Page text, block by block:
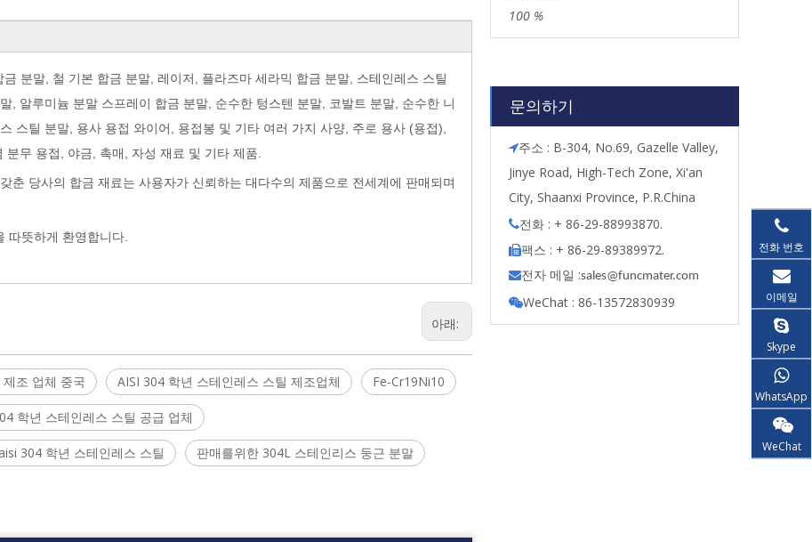
분말, 철 기본 합금 분말, 레이저, 플라즈마 세라믹 합금 분말, 스테인레스 스틸
, 알루미늄 분말 스프레이 합금 분말, 순수한 텅스텐 분말, 코발트 분말, 순수한 니
스틸 분말, 용사 용접 와이어, 용접봉 및 기타 여러 가지 사양, 주로 용사 (용접),
무 용접, 야금, 촉매, 자성 재료 및 기타 제품.
춘 당사의 합금 재료는 사용자가 신뢰하는 대다수의 제품으로 전세계에 판매되며
따뜻하게 환영합니다.
아래:
조 업체 중국 AISI 304 학년 스테인레스 스틸 제조업체 Fe-Cr19Ni10
학년 스테인레스 스틸 공급 업체
304 학년 스테인레스 스틸 판매를위한 304L 스테인리스 둥근 분말
100 %
문의하기
주소 : B-304, No.69, Gazelle Valley,
Jinye Road, High-Tech Zone, Xi'an
City, Shaanxi Province, P.R.China
전화 : + 86-29-88993870.
팩스 : + 86-29-89389972.
전자 메일 :sales@funcmater.com
WeChat : 86-13572830939
전화 번호
이메일
Skype
WhatsApp
WeChat